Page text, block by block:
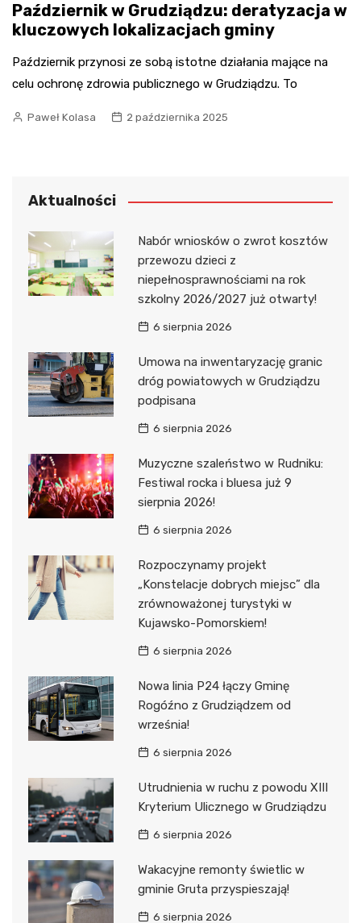
Październik w Grudziądzu: deratyzacja w
kluczowych lokalizacjach gminy
Październik przynosi ze sobą istotne działania mające na
celu ochronę zdrowia publicznego w Grudziądzu. To
Paweł Kolasa 2 października 2025
Aktualności
Nabór wniosków o zwrot kosztów
przewozu dzieci z
niepełnosprawnościami na rok
szkolny 2026/2027 już otwarty!
6 sierpnia 2026
Umowa na inwentaryzację granic
dróg powiatowych w Grudziądzu
podpisana
6 sierpnia 2026
Muzyczne szaleństwo w Rudniku:
Festiwal rocka i bluesa już 9
sierpnia 2026!
6 sierpnia 2026
Rozpoczynamy projekt
„Konstelacje dobrych miejsc” dla
zrównoważonej turystyki w
Kujawsko-Pomorskiem!
6 sierpnia 2026
Nowa linia P24 łączy Gminę
Rogóźno z Grudziądzem od
września!
6 sierpnia 2026
Utrudnienia w ruchu z powodu XIII
Kryterium Ulicznego w Grudziądzu
6 sierpnia 2026
Wakacyjne remonty świetlic w
gminie Gruta przyspieszają!
6 sierpnia 2026